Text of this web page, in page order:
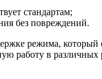
стандартам;
без повреждений.
режима,
работу в